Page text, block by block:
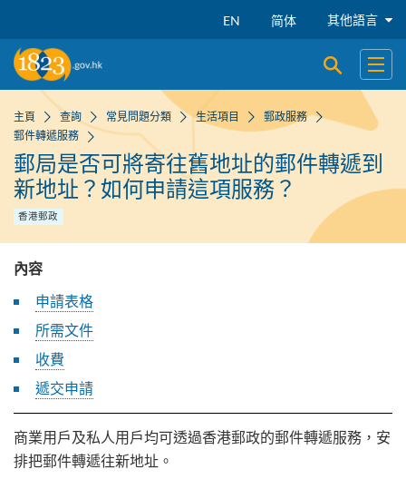
EN 简体 其他語言
開啟搜尋
開啟
主頁 查詢 常見問題分類 生活項目
郵政服務
郵件轉遞服務
郵局是否可將寄往舊地址的郵件轉遞到
新地址？如何申請這項服務？
香港郵政
內容
申請表格
所需文件
收費
遞交申請
商業用戶及私人用戶均可透過香港郵政的郵件轉遞服務，安
排把郵件轉遞往新地址。